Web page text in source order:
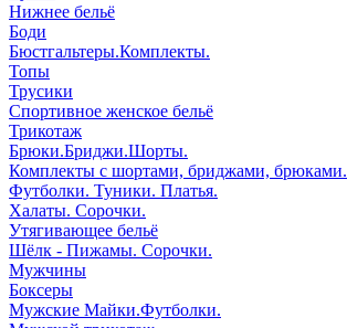
Нижнее бельё
Боди
Бюстгальтеры.Комплекты.
Топы
Трусики
Спортивное женское бельё
Трикотаж
Брюки.Бриджи.Шорты.
Комплекты с шортами, бриджами, брюками.
Футболки. Туники. Платья.
Халаты. Сорочки.
Утягивающее бельё
Шёлк - Пижамы. Сорочки.
Мужчины
Боксеры
Мужские Майки.Футболки.